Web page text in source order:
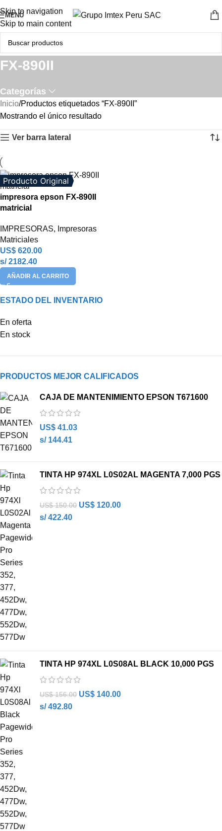
Skip to navigation
Skip to main content
MENÚ
FX-890II
Categorías
ESTADO DEL INVENTARIO
En oferta
En stock
PRODUCTOS MEJOR CALIFICADOS
CAJA DE MANTENIMIENTO EPSON T671600
US$ 41.03
s/ 144.41
TINTA HP 974XL L0S02AL MAGENTA 7,000 PGS
US$150.00 US$ 120.00
s/ 422.40
TINTA HP 974XL L0S08AL BLACK 10,000 PGS
US$156.00 US$ 140.00
s/ 492.80
Inicio Productos etiquetados “FX-890II”
Mostrando el único resultado
Ver barra lateral
Producto Original
impresora epson FX-890II
matricial
IMPRESORAS, Impresoras
Matriciales
US$ 620.00
s/ 2182.40
AÑADIR AL CARRITO